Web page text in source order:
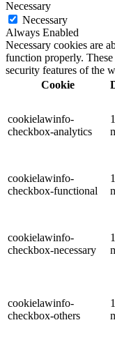
Necessary
Necessary
Always Enabled
Necessary cookies are
function properly.
security features of the
Cookie
cookielawinfo-
checkbox-analytics
cookielawinfo-
checkbox-functional
cookielawinfo-
checkbox-necessary
cookielawinfo-
checkbox-others